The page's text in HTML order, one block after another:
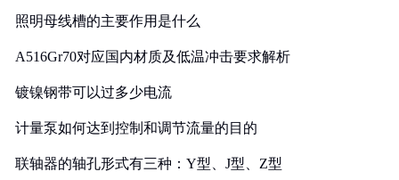
照明母线槽的主要作用是什么
A516Gr70对应国内材质及低温冲击要求解析
镀镍钢带可以过多少电流
计量泵如何达到控制和调节流量的目的
联轴器的轴孔形式有三种：Y型、J型、Z型